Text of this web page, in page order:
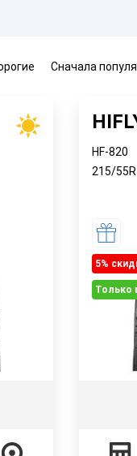
Сначала
HF-820
215/
5%
Только